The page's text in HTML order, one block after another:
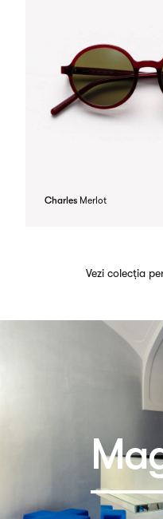
Charles Merlot
Vezi colecția